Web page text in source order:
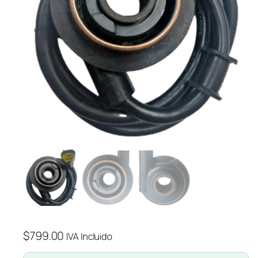
$799.00 IVA Incluido